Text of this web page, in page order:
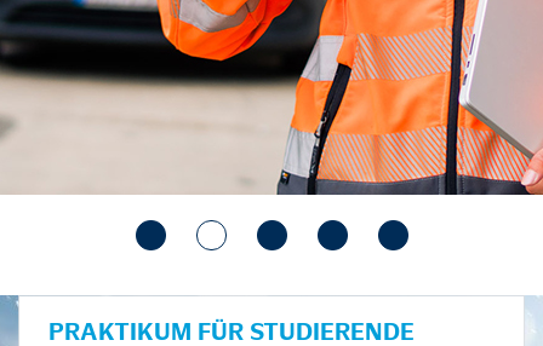
PRAKTIKUM FÜR STUDIERENDE